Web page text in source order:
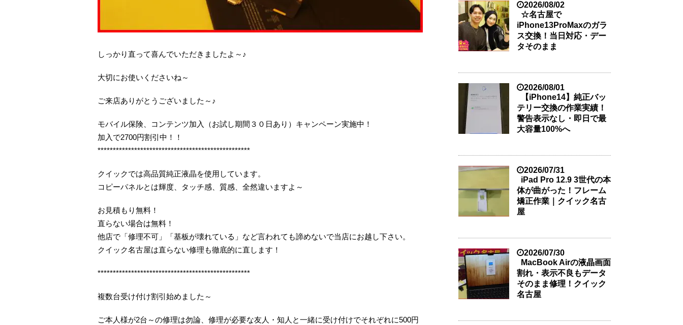
しっかり直って喜んでいただきましたよ～♪
大切にお使いくださいね～
ご来店ありがとうございました～♪
モバイル保険、コンテンツ加入（お試し期間３０日あり）キャンペーン実施中！
加入で2700円割引中！！
**************************************************
クイックでは高品質純正液晶を使用しています。
コピーパネルとは輝度、タッチ感、質感、全然違いますよ～
お見積もり無料！
直らない場合は無料！
他店で「修理不可」「基板が壊れている」など言われても諦めないで当店にお越し下さい。
クイック名古屋は直らない修理も徹底的に直します！
**************************************************
複数台受け付け割引始めました～
ご本人様が2台～の修理は勿論、修理が必要な友人・知人と一緒に受け付けでそれぞれに500円
2026/08/02
☆名古屋で
iPhone13ProMaxのガラ
ス交換！当日対応・デー
タそのまま
2026/08/01
【iPhone14】純正バッ
テリー交換の作業実績！
警告表示なし・即日で最
大容量100%へ
2026/07/31
iPad Pro 12.9 3世代の本
体が曲がった！フレーム
矯正作業｜クイック名古
屋
2026/07/30
MacBook Airの液晶画面
割れ・表示不良もデータ
そのまま修理！クイック
名古屋